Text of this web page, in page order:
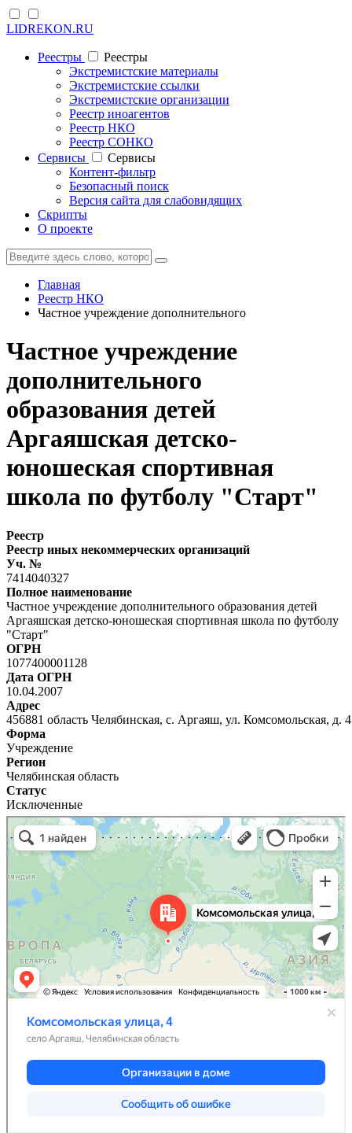
LIDREKON.RU
Реестры
Реестры
Экстремистские материалы
Экстремистские ссылки
Экстремистские организации
Реестр иноагентов
Реестр НКО
Реестр СОНКО
Cервисы
Cервисы
Контент-фильтр
Безопасный поиск
Версия сайта для слабовидящих
Скрипты
О проекте
Главная
Реестр НКО
Частное учреждение дополнительного
Частное учреждение
дополнительного
образования детей
Аргаяшская детско-
юношеская спортивная
школа по футболу "Старт"
Реестр
Реестр иных некоммерческих организаций
Уч. №
7414040327
Полное наименование
Частное учреждение дополнительного образования детей
Аргаяшская детско-юношеская спортивная школа по футболу
"Старт"
ОГРН
1077400001128
Дата ОГРН
10.04.2007
Адрес
456881 область Челябинская, с. Аргаяш, ул. Комсомольская, д. 4
Форма
Учреждение
Регион
Челябинская область
Статус
Исключенные